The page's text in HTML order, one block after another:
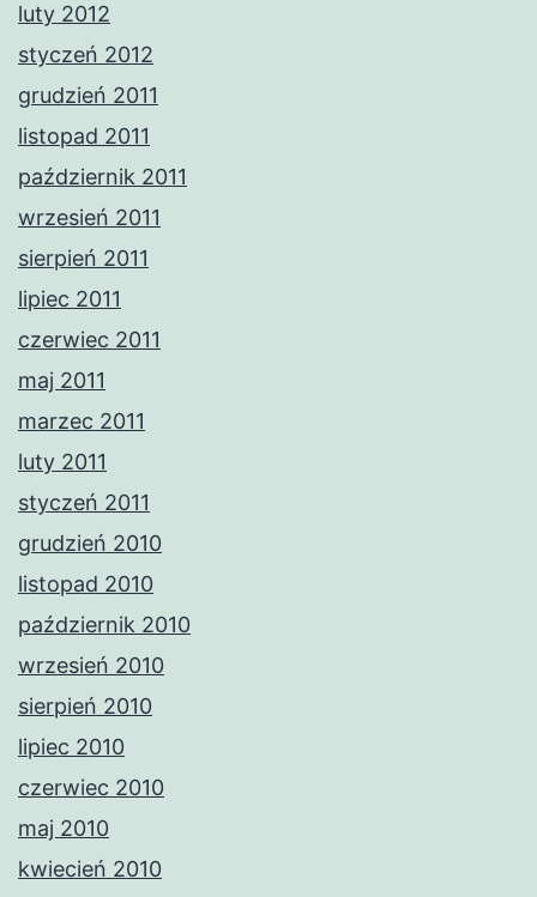
luty 2012
styczeń 2012
grudzień 2011
listopad 2011
październik 2011
wrzesień 2011
sierpień 2011
lipiec 2011
czerwiec 2011
maj 2011
marzec 2011
luty 2011
styczeń 2011
grudzień 2010
listopad 2010
październik 2010
wrzesień 2010
sierpień 2010
lipiec 2010
czerwiec 2010
maj 2010
kwiecień 2010